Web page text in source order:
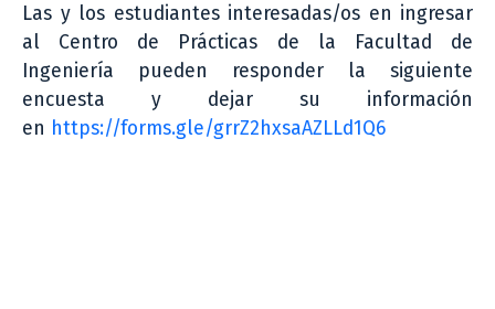
Las y los estudiantes interesadas/os en ingresar
al Centro de Prácticas de la Facultad de
Ingeniería pueden responder la siguiente
encuesta y dejar su información
en https://forms.gle/grrZ2hxsaAZLLd1Q6